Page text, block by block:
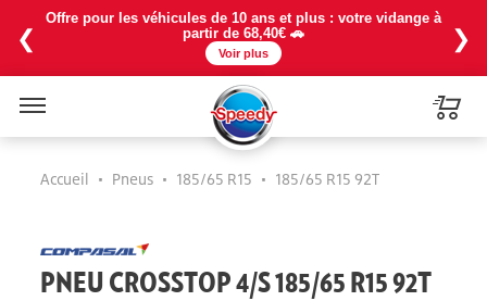
❮
Offre pour les véhicules de 10 ans et plus : votre vidange à
partir de 68,40€ 🚗
Voir plus
❯
Accueil • Pneus • 185/65 R15 • 185/65 R15 92T
PNEU CROSSTOP 4/S 185/65 R15 92T